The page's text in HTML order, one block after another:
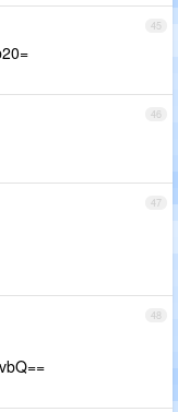
45
46
47
48